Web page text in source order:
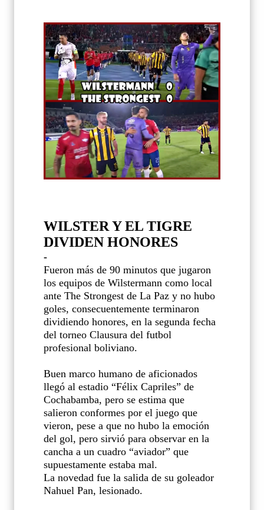
WILSTER Y EL TIGRE
DIVIDEN HONORES
-
Fueron más de 90 minutos que jugaron
los equipos de Wilstermann como local
ante The Strongest de La Paz y no hubo
goles, consecuentemente terminaron
dividiendo honores, en la segunda fecha
del torneo Clausura del futbol
profesional boliviano.
Buen marco humano de aficionados
llegó al estadio “Félix Capriles” de
Cochabamba, pero se estima que
salieron conformes por el juego que
vieron, pese a que no hubo la emoción
del gol, pero sirvió para observar en la
cancha a un cuadro “aviador” que
supuestamente estaba mal.
La novedad fue la salida de su goleador
Nahuel Pan, lesionado.